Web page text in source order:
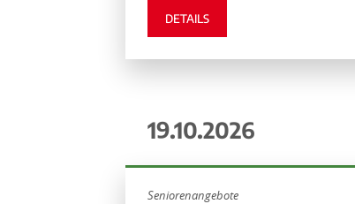
DETAILS
19.10.2026
Seniorenangebote